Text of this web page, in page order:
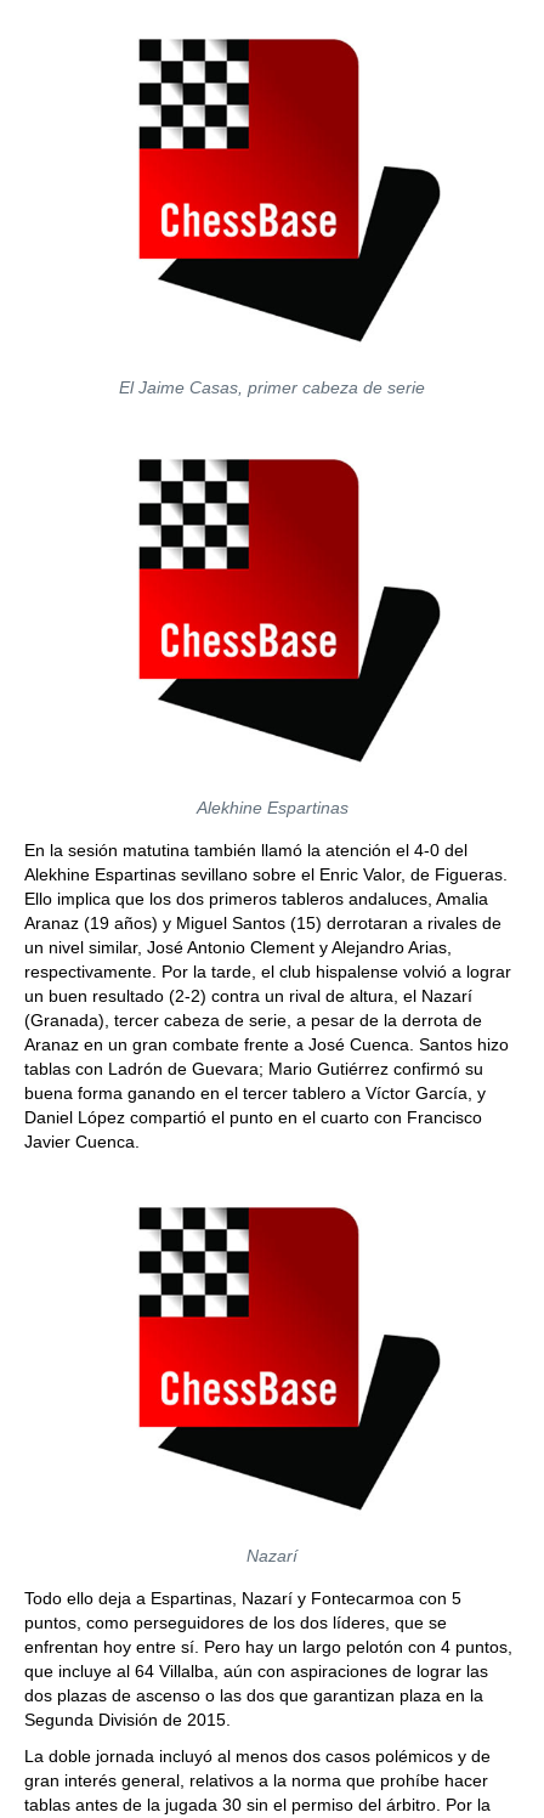
El Jaime Casas, primer cabeza de serie
Alekhine Espartinas
En la sesión matutina también llamó la atención el 4-0 del
Alekhine Espartinas sevillano sobre el Enric Valor, de Figueras.
Ello implica que los dos primeros tableros andaluces, Amalia
Aranaz (19 años) y Miguel Santos (15) derrotaran a rivales de
un nivel similar, José Antonio Clement y Alejandro Arias,
respectivamente. Por la tarde, el club hispalense volvió a lograr
un buen resultado (2-2) contra un rival de altura, el Nazarí
(Granada), tercer cabeza de serie, a pesar de la derrota de
Aranaz en un gran combate frente a José Cuenca. Santos hizo
tablas con Ladrón de Guevara; Mario Gutiérrez confirmó su
buena forma ganando en el tercer tablero a Víctor García, y
Daniel López compartió el punto en el cuarto con Francisco
Javier Cuenca.
Nazarí
Todo ello deja a Espartinas, Nazarí y Fontecarmoa con 5
puntos, como perseguidores de los dos líderes, que se
enfrentan hoy entre sí. Pero hay un largo pelotón con 4 puntos,
que incluye al 64 Villalba, aún con aspiraciones de lograr las
dos plazas de ascenso o las dos que garantizan plaza en la
Segunda División de 2015.
La doble jornada incluyó al menos dos casos polémicos y de
gran interés general, relativos a la norma que prohíbe hacer
tablas antes de la jugada 30 sin el permiso del árbitro. Por la